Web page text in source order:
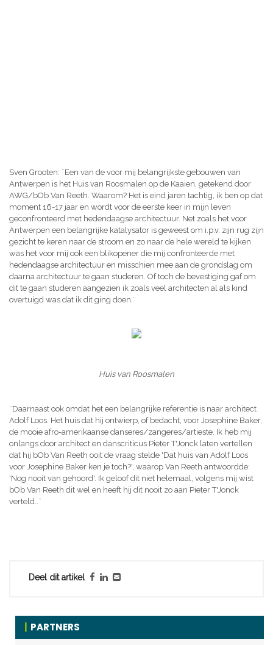
Sven Grooten: ¨Een van de voor mij belangrijkste gebouwen van
Antwerpen is het Huis van Roosmalen op de Kaaien, getekend door
AWG/bOb Van Reeth. Waarom? Het is eind jaren tachtig, ik ben op dat
moment 16-17 jaar en wordt voor de eerste keer in mijn leven
geconfronteerd met hedendaagse architectuur. Net zoals het voor
Antwerpen een belangrijke katalysator is geweest om i.p.v. zijn rug zijn
gezicht te keren naar de stroom en zo naar de hele wereld te kijken
was het voor mij ook een blikopener die mij confronteerde met
hedendaagse architectuur en misschien mee aan de grondslag om
daarna architectuur te gaan studeren. Of toch de bevestiging gaf om
dit te gaan studeren aangezien ik zoals veel architecten al als kind
overtuigd was dat ik dit ging doen.¨
Huis van Roosmalen
¨Daarnaast ook omdat het een belangrijke referentie is naar architect
Adolf Loos. Het huis dat hij ontwierp, of bedacht, voor Josephine Baker,
de mooie afro-amerikaanse danseres/zangeres/artieste. Ik heb mij
onlangs door architect en danscriticus Pieter T'Jonck laten vertellen
dat hij bOb Van Reeth ooit de vraag stelde 'Dat huis van Adolf Loos
voor Josephine Baker ken je toch?', waarop Van Reeth antwoordde:
'Nog nooit van gehoord'. Ik geloof dit niet helemaal, volgens mij wist
bOb Van Reeth dit wel en heeft hij dit nooit zo aan Pieter T'Jonck
verteld..¨
Deel dit artikel
PARTNERS